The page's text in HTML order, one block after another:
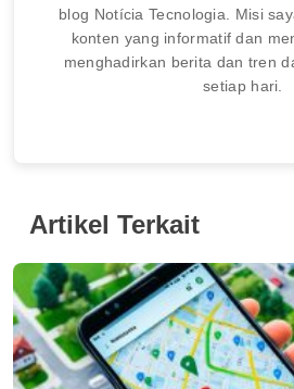
blog Notícia Tecnologia. Misi
konten yang informatif dan
menghadirkan berita dan tren
setiap hari.
Artikel Terkait